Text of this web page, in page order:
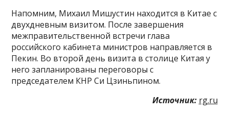
Напомним, Михаил Мишустин находится в Китае с
двухдневным визитом. После завершения
межправительственной встречи глава
российского кабинета министров направляется в
Пекин. Во второй день визита в столице Китая у
него запланированы переговоры с
председателем КНР Си Цзиньпином.
Источник: rg.ru